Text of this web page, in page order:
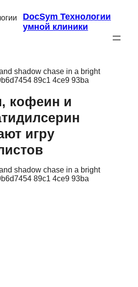
DocSym Технологии
умной клиники
кофеин и
игру